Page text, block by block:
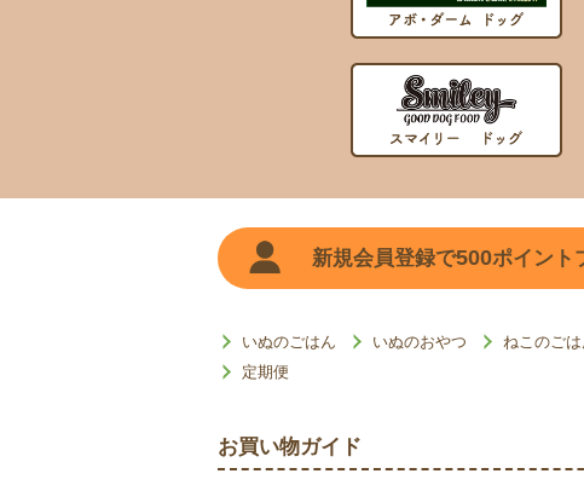
新規会員登録で500ポイント
いぬのごはん いぬのおやつ ねこのごは
定期便
お買い物ガイド